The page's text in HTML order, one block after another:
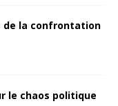
de la confrontation
le chaos politique